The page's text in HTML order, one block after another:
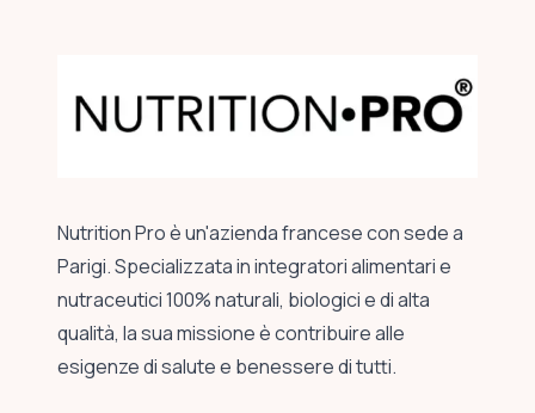
Nutrition Pro è un'azienda francese con sede a
Parigi. Specializzata in integratori alimentari e
nutraceutici 100% naturali, biologici e di alta
qualità, la sua missione è contribuire alle
esigenze di salute e benessere di tutti.